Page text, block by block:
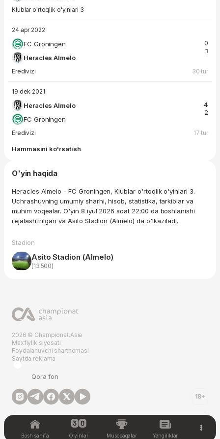
Klublar o'rtoqlik o'yinlari 3
24 apr 2022
FC Groningen
Heracles Almelo
0
1
Eredivizi 30 tur
19 dek 2021
Heracles Almelo
FC Groningen
4
2
Eredivizi 17 tur
Hammasini ko'rsatish
O'yin haqida
Heracles Almelo - FC Groningen, Klublar o'rtoqlik o'yinlari 3.
Uchrashuvning umumiy sharhi, hisob, statistika, tarkiblar va
muhim voqealar. O'yin 8 iyul 2026 soat 22:00 da boshlanishi
rejalashtirilgan va Asito Stadion (Almelo) da o'tkaziladi.
Stadion
Asito Stadion (Almelo)
(13 500)
2026 © Championat.Asia
Maxfiylik siyosati
Foydalanuvchi shartnomasi
Saytda reklama
Qora fon
18+
Bosh sahifa O'yinlar Musobaqalar Yangiliklar